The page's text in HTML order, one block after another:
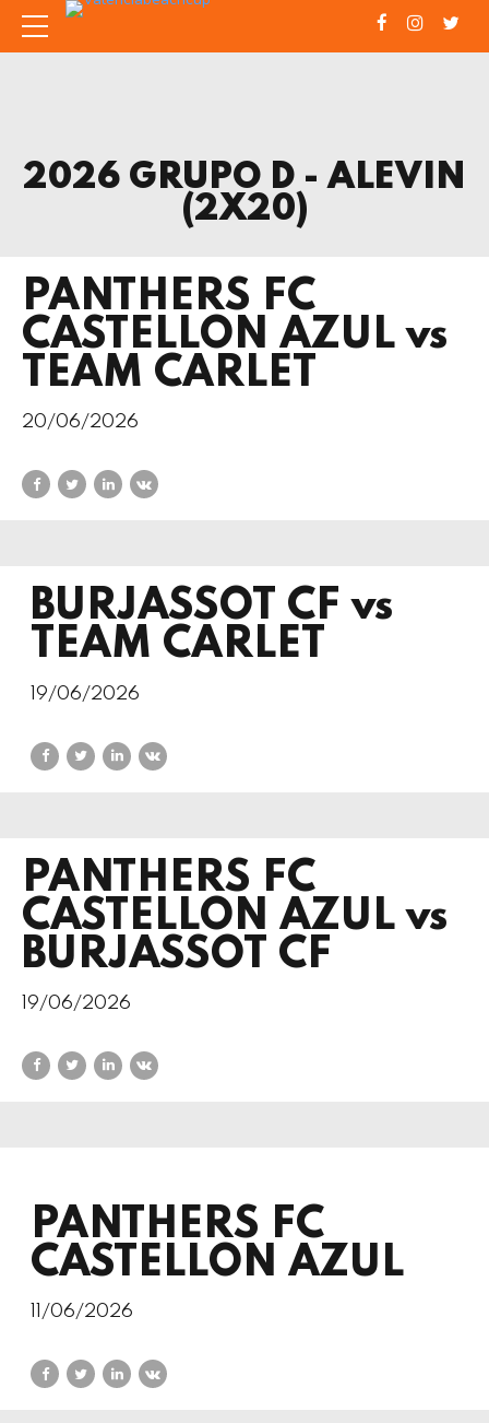
2026 GRUPO D - ALEVIN
(2X20)
PANTHERS FC
CASTELLON AZUL vs
TEAM CARLET
20/06/2026
BURJASSOT CF vs
TEAM CARLET
19/06/2026
PANTHERS FC
CASTELLON AZUL vs
BURJASSOT CF
19/06/2026
PANTHERS FC
CASTELLON AZUL
11/06/2026